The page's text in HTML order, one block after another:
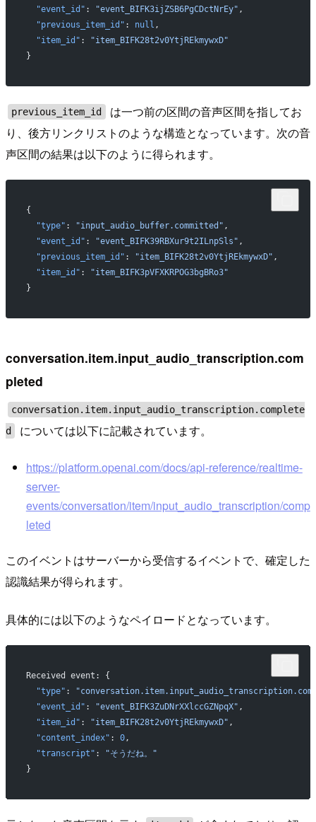
  "event_id"
: "event_BIFK3ijZSB6PgCDctNrEy" ,
  "previous_item_id"
: null ,
  "item_id"
:
"item_BIFK28t2v0YtjREkmywxD"
}
previous_item_id
は一つ前の区間の音声区間を指してお
り、後方リンクリストのような構造となっています。次の音
声区間の結果は以下のように得られます。
{
  "type"
: "input_audio_buffer.committed" ,
  "event_id"
: "event_BIFK39RBXur9t2ILnpSls" ,
  "previous_item_id"
: "item_BIFK28t2v0YtjREkmywxD" ,
  "item_id"
:
"item_BIFK3pVFXKRPOG3bgBRo3"
}
conversation.item.input_audio_transcription.com
pleted
conversation.item.input_audio_transcription.complete
d
については以下に記載されています。
https://platform.openai.com/docs/api-reference/realtime-
server-
events/conversation/item/input_audio_transcription/comp
leted
このイベントはサーバーから受信するイベントで、確定した
認識結果が得られます。
具体的には以下のようなペイロードとなっています。
Received event: {
  "type"
:
  "event_id"
: "event_BIFK3ZuDNrXXlccGZNpqX" ,
  "item_id"
: "item_BIFK28t2v0YtjREkmywxD" ,
  "content_index"
: 0,
  "transcript"
:
"そうだね。"
}